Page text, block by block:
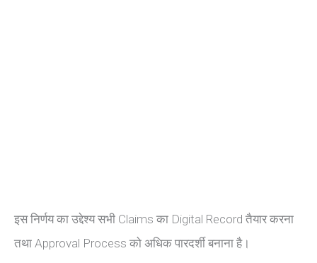
इस निर्णय का उद्देश्य सभी Claims का Digital Record तैयार करना
तथा Approval Process को अधिक पारदर्शी बनाना है।